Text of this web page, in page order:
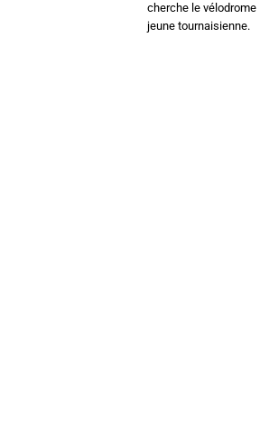
cherche le vélodrome
jeune tournaisienne.